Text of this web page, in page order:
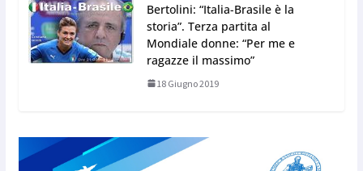
Bertolini: “Italia-Brasile è la
storia”. Terza partita al
Mondiale donne: “Per me e
ragazze il massimo”
18 Giugno 2019